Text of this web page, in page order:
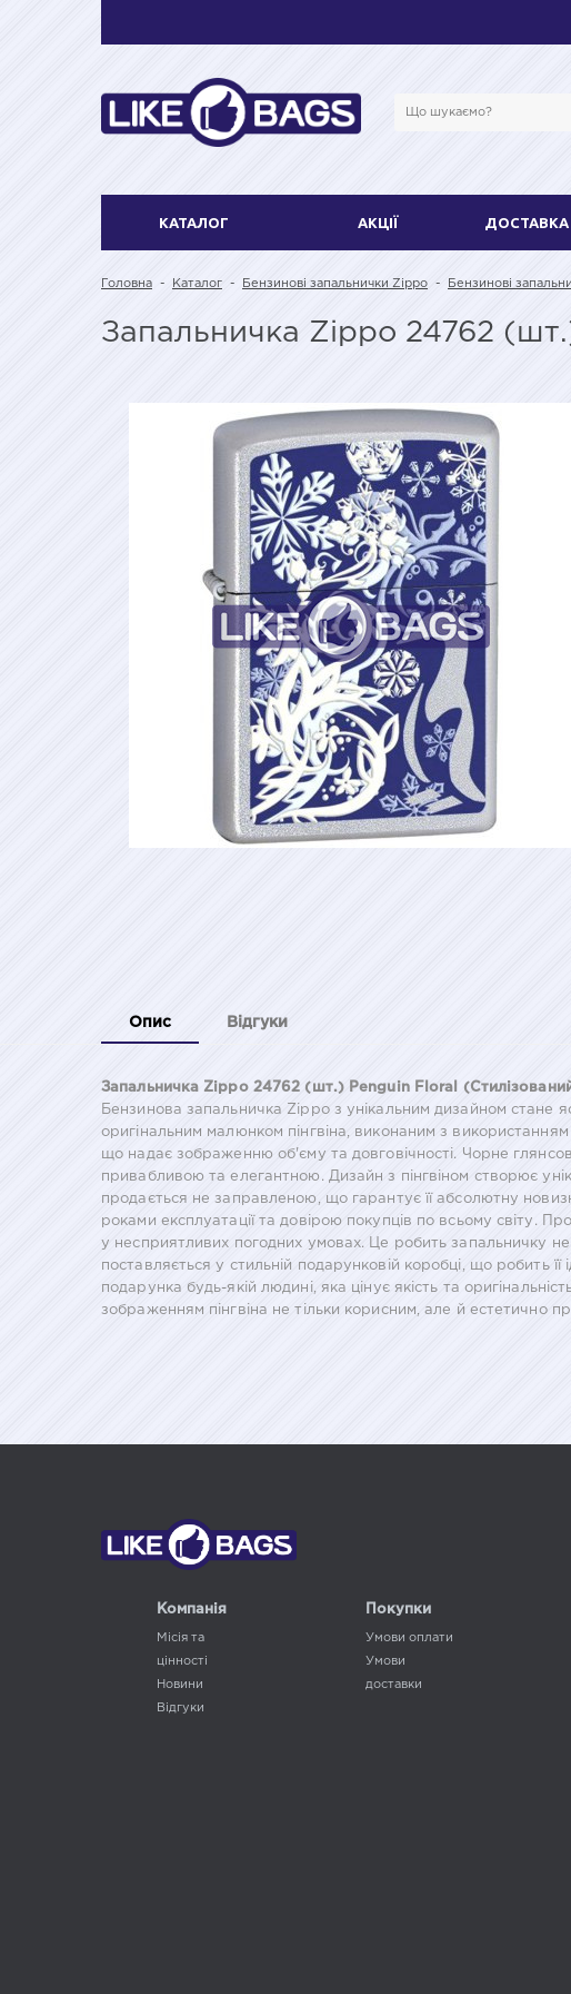
КАТАЛОГ АКЦІЇ ДОСТАВКА
Головна - Каталог - Бензинові запальнички Zippo - Бензинові
Запальничка Zippo 24762
Опис Відгуки
Запальничка Zippo 24762 (шт.) Penguin Floral (Стилізований
Бензинова запальничка Zippo з унікальним дизайном стане
оригінальним малюнком пінгвіна, виконаним з
що надає зображенню об'єму та довговічності. Чорне
привабливою та елегантною. Дизайн з пінгвіном створює
продається не заправленою, що гарантує її абсолютну
роками експлуатації та довірою покупців по всьому світу.
у несприятливих погодних умовах. Це робить запальничку
поставляється у стильній подарунковій коробці, що робить
подарунка будь-якій людині, яка цінує якість та
зображенням пінгвіна не тільки корисним, але й естетично
Компанія
Місія та
цінності
Новини
Відгуки
Покупки
Умови оплати
Умови
доставки